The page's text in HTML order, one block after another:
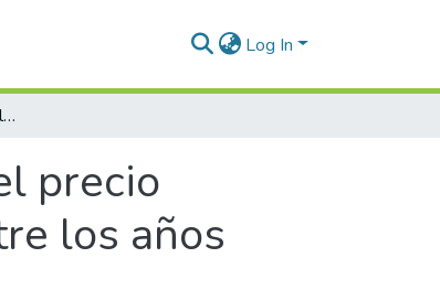
Log In
Determinantes de la volatilidad del precio interno del café en el mercado colombiano entre los años 2015 y 2022
precio
los años